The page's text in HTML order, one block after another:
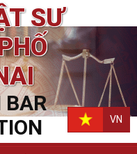
SƯ
BAR
VN